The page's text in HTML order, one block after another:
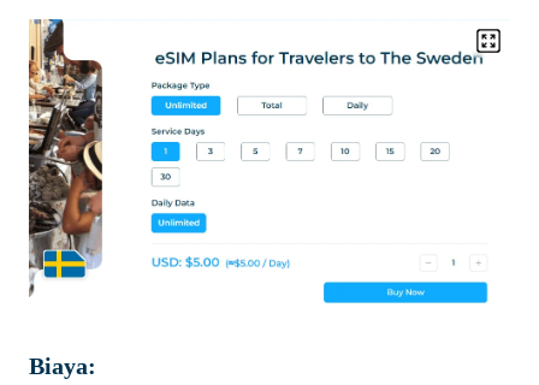
Biaya: